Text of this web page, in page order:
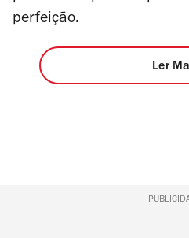
perfeição.
Ler